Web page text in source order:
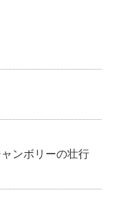
ンボリーの壮行